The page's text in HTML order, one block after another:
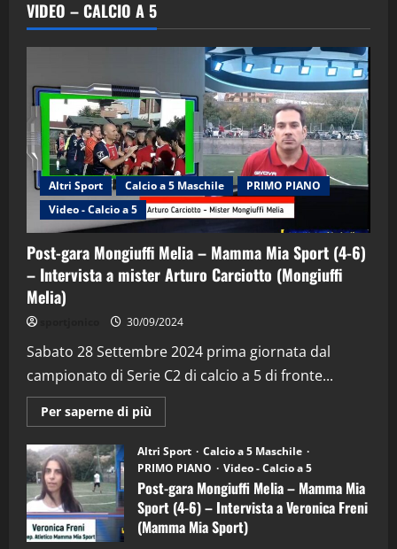
VIDEO – CALCIO A 5
Altri Sport Calcio a 5 Maschile
PRIMO PIANO
Video - Calcio a 5
Post-gara Mongiuffi Melia – Mamma Mia Sport (4-6)
– Intervista a mister Arturo Carciotto (Mongiuffi
Melia)
30/09/2024
Sabato 28 Settembre 2024 prima giornata dal
campionato di Serie C2 di calcio a 5 di fronte...
Per saperne di più
informazioni
Post-
gara
Mongiuffi
Melia
–
Mamma
Mia
Sport
Altri Sport
Calcio a 5 Maschile
PRIMO PIANO
Video - Calcio a 5
Post-gara Mongiuffi Melia – Mamma Mia
Sport (4-6) – Intervista a Veronica Freni
(Mamma Mia Sport)
2
“SportEmpire” in Podcast: 29^ Puntata
(Martedi 28 Aprile 2026)
28/04/2026
3
"SportEmpire" in Podcast
“SportEmpire” in Podcast: 28^ Puntata
(Martedi 21 Aprile 2026)
21/04/2026